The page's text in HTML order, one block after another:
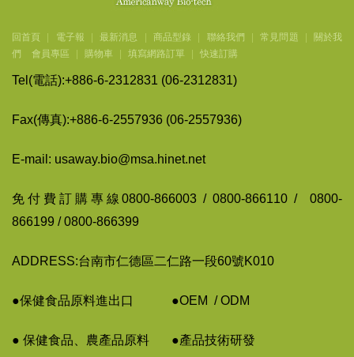
回首頁 | 電子報 | 最新消息 | 商品型錄 | 聯絡我們 | 常見問題 |
關於我
們
會員專區 | 購物車 | 填寫網路訂單 | 快速訂購
Tel(電話):+886-6-2312831 (06-2312831)
Fax(傳真):+886-6-2557936 (06-2557936)
E-mail: usaway.bio@msa.hinet.net
免付費訂購專線0800-866003 / 0800-866110 / 0800-
866199 / 0800-866399
ADDRESS:台南市仁德區二仁路一段60號K010
●保健食品原料進出口 ●OEM / ODM
● 保健食品、農產品原料 ●產品技術研發